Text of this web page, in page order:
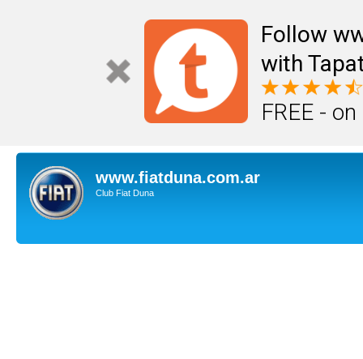
Follow
with
FREE -
www.fiatduna.com.ar
Club Fiat Duna